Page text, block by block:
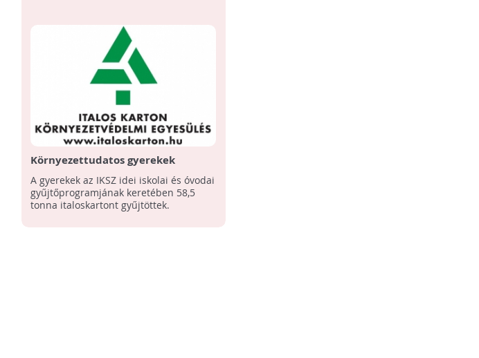
Környezettudatos gyerekek
A gyerekek az IKSZ idei iskolai és óvodai
gyűjtőprogramjának keretében 58,5
tonna italoskartont gyűjtöttek.